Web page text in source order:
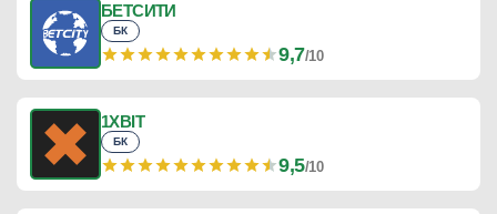
БЕТСИТИ
БК
9,7/10
1XBIT
БК
9,5/10